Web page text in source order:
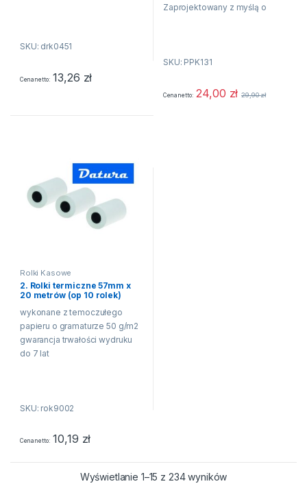
SKU: drk0451
Cena netto 13,26 zł
Zaprojektowany z myślą o
kopiarkach laserowych oraz
drukowania notatek...
SKU: PPK131
Cena netto 24,00 zł 29,90zł
Rolki Kasowe
2. Rolki termiczne 57mm x
20 metrów (op 10 rolek)
wykonane z temoczułego
papieru o gramaturze 50 g/m2
gwarancja trwałości wydruku
do 7 lat
SKU: rok9002
Cena netto 10,19 zł
Wyświetlanie 1–15 z 234 wyników